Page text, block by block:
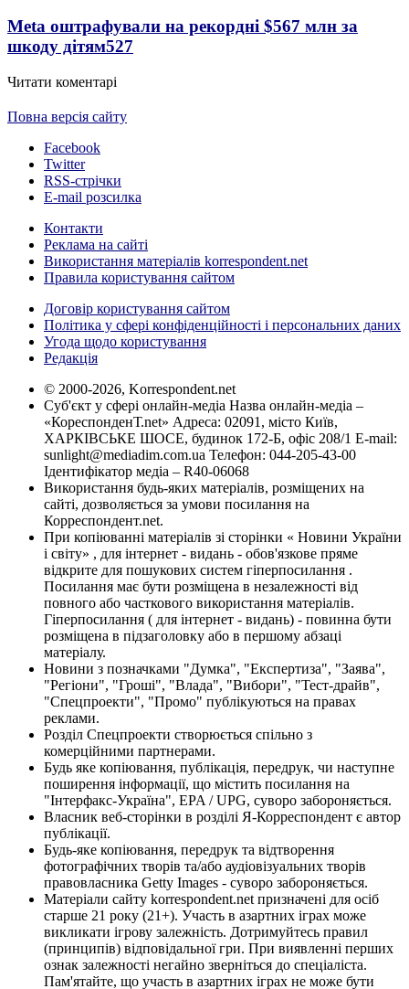
Meta оштрафували на рекордні $567 млн за
шкоду дітям527
Читати коментарі
Повна версія сайту
Facebook
Twitter
RSS-стрічки
E-mail розсилка
Контакти
Реклама на сайті
Використання матеріалів korrespondent.net
Правила користування сайтом
Договір користування сайтом
Політика у сфері конфіденційності і персональних даних
Угода щодо користування
Редакція
© 2000-2026, Korrespondent.net
Суб'єкт у сфері онлайн-медіа Назва онлайн-медіа –
«КореспонденТ.net» Адреса: 02091, місто Київ,
ХАРКІВСЬКЕ ШОСЕ, будинок 172-Б, офіс 208/1 E-mail:
sunlight@mediadim.com.ua Телефон: 044-205-43-00
Ідентифікатор медіа – R40-06068
Використання будь-яких матеріалів, розміщених на
сайті, дозволяється за умови посилання на
Корреспондент.net.
При копіюванні матеріалів зі сторінки « Новини України
і світу» , для інтернет - видань - обов'язкове пряме
відкрите для пошукових систем гіперпосилання .
Посилання має бути розміщена в незалежності від
повного або часткового використання матеріалів.
Гіперпосилання ( для інтернет - видань) - повинна бути
розміщена в підзаголовку або в першому абзаці
матеріалу.
Новини з позначками "Думка", "Експертиза", "Заява",
"Регіони", "Гроші", "Влада", "Вибори", "Тест-драйв",
"Спецпроекти", "Промо" публікуються на правах
реклами.
Розділ Спецпроекти створюється спільно з
комерційними партнерами.
Будь яке копіювання, публікація, передрук, чи наступне
поширення інформації, що містить посилання на
"Інтерфакс-Україна", EPA / UPG, суворо забороняється.
Власник веб-сторінки в розділі Я-Корреспондент є автор
публікації.
Будь-яке копіювання, передрук та відтворення
фотографічних творів та/або аудіовізуальних творів
правовласника Getty Images - суворо забороняється.
Матеріали сайту korrespondent.net призначені для осіб
старше 21 року (21+). Участь в азартних іграх може
викликати ігрову залежність. Дотримуйтесь правил
(принципів) відповідальної гри. При виявленні перших
ознак залежності негайно зверніться до спеціаліста.
Пам'ятайте, що участь в азартних іграх не може бути